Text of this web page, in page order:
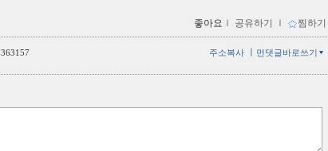
좋아요 ｌ 공유하기 ｌ 찜하기
먼댓글바로쓰기
주소복사